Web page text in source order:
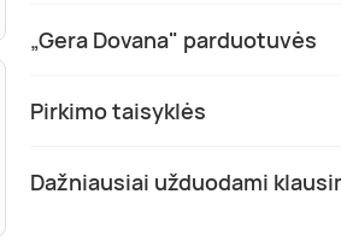
„Gera Dovana" parduotuvės
Pirkimo taisyklės
Dažniausiai užduodami